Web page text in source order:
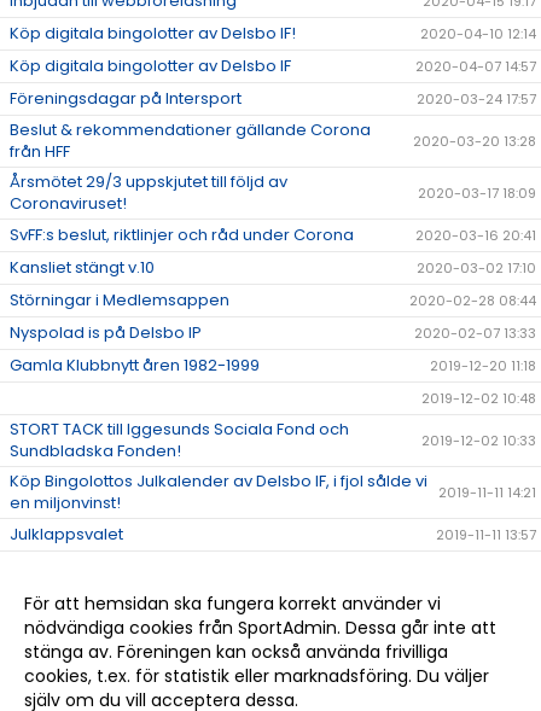
Köp digitala bingolotter av Delsbo IF! 2020-04-10 12:14
Köp digitala bingolotter av Delsbo IF 2020-04-07 14:57
Föreningsdagar på Intersport 2020-03-24 17:57
Beslut & rekommendationer gällande Corona
från HFF
2020-03-20 13:28
Årsmötet 29/3 uppskjutet till följd av
Coronaviruset!
2020-03-17 18:09
SvFF:s beslut, riktlinjer och råd under Corona 2020-03-16 20:41
Kansliet stängt v.10 2020-03-02 17:10
Störningar i Medlemsappen 2020-02-28 08:44
Nyspolad is på Delsbo IP 2020-02-07 13:33
Gamla Klubbnytt åren 1982-1999
2019-12-20 11:18
2019-12-02 10:48
STORT TACK till Iggesunds Sociala Fond och
Sundbladska Fonden!
2019-12-02 10:33
Köp Bingolottos Julkalender av Delsbo IF, i fjol sålde vi
en miljonvinst!
2019-11-11 14:21
Julklappsvalet 2019-11-11 13:57
Delsbo IF bjuder alla på bio via Sponsorhuset! 2019-11-05 16:01
Halvårsmöte söndag 17 nov. kl. 17.00 2019-11-04 16:20
STORT GRATTIS DELSBO IF!!! 2019-10-19 16:23
För att hemsidan ska fungera korrekt använder vi
nödvändiga cookies från SportAdmin. Dessa går inte att
stänga av. Föreningen kan också använda frivilliga
cookies, t.ex. för statistik eller marknadsföring. Du väljer
själv om du vill acceptera dessa.